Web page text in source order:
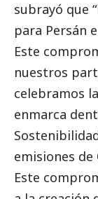
subrayó que
para Persán
Este
nuestros
celebramos
enmarca
emisiones de
Este